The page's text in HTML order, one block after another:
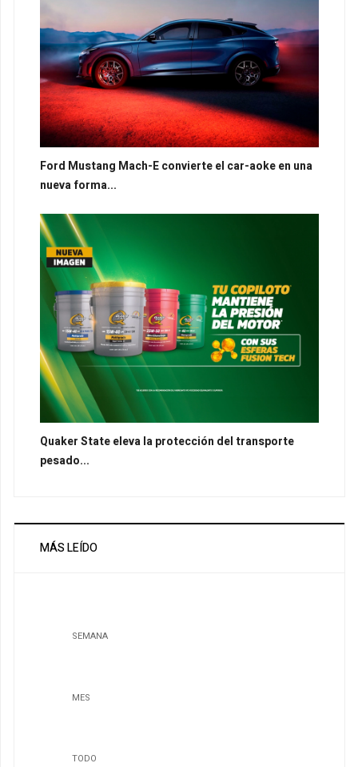
Ford Mustang Mach-E convierte el car-aoke en una
nueva forma...
Quaker State eleva la protección del transporte
pesado...
MÁS LEÍDO
SEMANA
MES
TODO